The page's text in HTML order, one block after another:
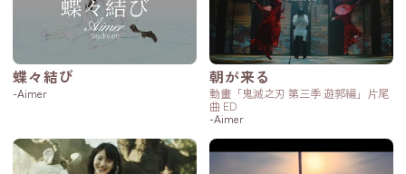
蝶々結び
-Aimer
朝が来る
動畫「鬼滅之刃 第三季 遊郭編」片尾
曲 ED
-Aimer